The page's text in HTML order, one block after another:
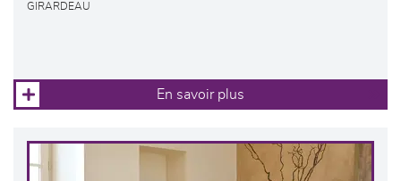
GIRARDEAU
En savoir plus